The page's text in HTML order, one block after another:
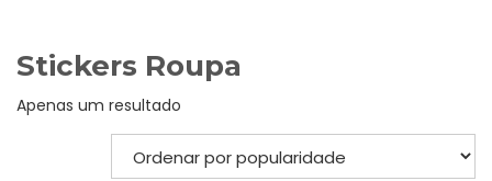
Stickers Roupa
Apenas um resultado